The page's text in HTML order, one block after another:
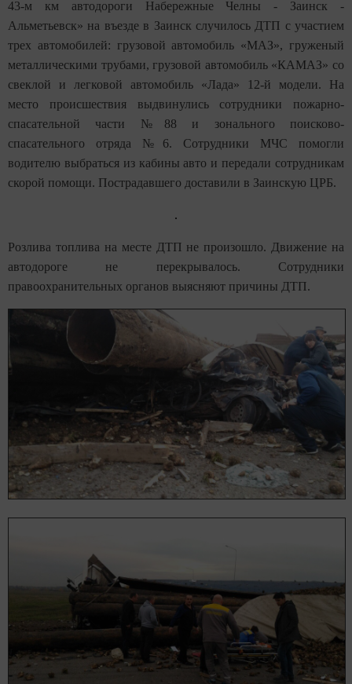
43-м км автодороги Набережные Челны - Заинск -
Альметьевск» на въезде в Заинск случилось ДТП с участием
трех автомобилей: грузовой автомобиль «МАЗ», груженый
металлическими трубами, грузовой автомобиль «КАМАЗ» со
свеклой и легковой автомобиль «Лада» 12-й модели. На
место происшествия выдвинулись сотрудники пожарно-
спасательной части №88 и зонального поисково-
спасательного отряда №6. Сотрудники МЧС помогли
водителю выбраться из кабины авто и передали сотрудникам
скорой помощи. Пострадавшего доставили в Заинскую ЦРБ.
Розлива топлива на месте ДТП не произошло. Движение на
автодороге не перекрывалось. Сотрудники
правоохранительных органов выясняют причины ДТП.